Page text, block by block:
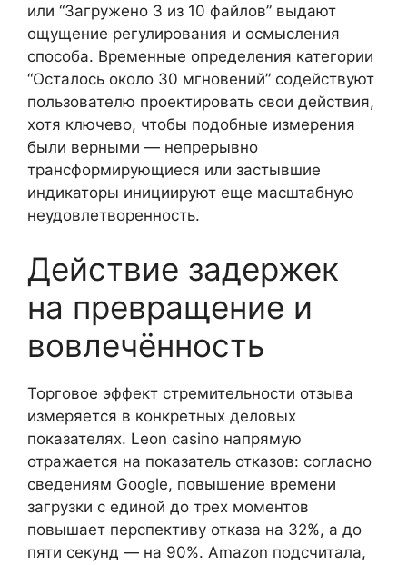
или “Загружено 3 из 10 файлов” выдают
ощущение регулирования и осмысления
способа. Временные определения категории
“Осталось около 30 мгновений” содействуют
пользователю проектировать свои действия,
хотя ключево, чтобы подобные измерения
были верными — непрерывно
трансформирующиеся или застывшие
индикаторы инициируют еще масштабную
неудовлетворенность.
Действие задержек
на превращение и
вовлечённость
Торговое эффект стремительности отзыва
измеряется в конкретных деловых
показателях. Leon casino напрямую
отражается на показатель отказов: согласно
сведениям Google, повышение времени
загрузки с единой до трех моментов
повышает перспективу отказа на 32%, а до
пяти секунд — на 90%. Amazon подсчитала,